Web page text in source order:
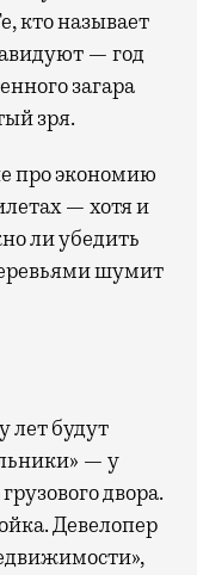
кто называет
— год
загара
зря.
про экономию
— хотя и
ли убедить
шумит
лет будут
— у
двора.
Девелопер